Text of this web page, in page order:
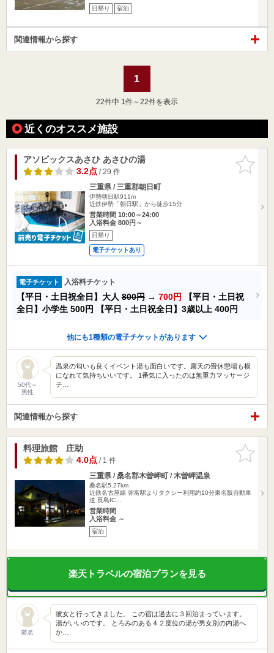
日帰り 宿泊
関連情報から探す
1
22件中 1件～22件を表示
近くのオススメ施設
お気に入
りに追加
アソビックスあさひ あさひの湯
3.2点/ 29 件
三重県 / 三重郡朝日町
伊勢朝日駅911m
近鉄伊勢「朝日駅」から徒歩15分
営業時間 10:00～24:00
入浴料金 800円～
日帰り
電子チケットあり
電子チケット 入浴料チケット
【平日・土日祝全日】大人 800円 → 700円
【平日・土日祝
全日】小学生 500円 【平日・土日祝全日】3歳以上 400円
他にも1種類の電子チケットがあります
50代～
男性
温泉の匂いも良くイベント湯も面白いです。露天の畳休憩場も横
になれて気持ちいいです。 1番気に入ったのは無重力マッサージ
チ…
関連情報から探す
お気に入
りに追加
料理旅館 庄助
4.0点/ 1 件
三重県 / 桑名郡木曽岬町 / 木曽岬温泉
桑名駅5.27km
近鉄名古屋線 弥富駅よりタクシー利用約10分東名阪自動車
道 長島IC…
営業時間
入浴料金 ～
宿泊
楽天トラベルの宿泊プランを見る
匿名
彼女と行ってきました。 この宿は過去に３回泊まっています。
湯がいいのです。 とろみのある４２度位の湯が男女別の内湯へ
か…